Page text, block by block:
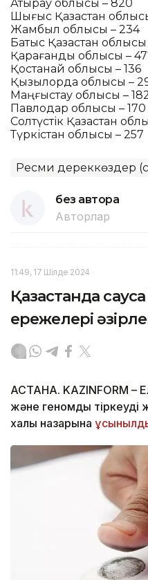
Атырау облысы – 820
Шығыс Қазақстан
Жамбыл облысы – 234
Батыс Қазақстан
Қарағанды облысы –
Қостанай облысы – 136
Қызылорда облысы –
Маңғыстау облысы –
Павлодар облысы – 170
Солтүстік Қазақстан
Түркістан облысы – 257
Ресми дереккөздер
без автора
Авторлар
11:49, 17 Шілде 2024
Қазақстанда
ережелері
АСТАНА. KAZINFORM –
және геномдық тіркеуді
халық назарына